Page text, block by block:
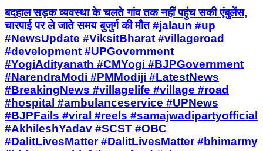
बदहाल सड़क व्यवस्था के चलते गांव तक नहीं पहुंच सकी एंबुलेंस,
चारपाई पर ले जाते समय बुजुर्ग की मौत #jalaun #up
#NewsUpdate #ViksitBharat #villageroad
#development #UPGovernment
#YogiAdityanath #CMYogi #BJPGovernment
#NarendraModi #PMModiji #LatestNews
#BreakingNews #villagelife #village #road
#hospital #ambulanceservice #UPNews
#BJPFails #viral #reels #samajwadipartyofficial
#AkhileshYadav #SCST #OBC
#DalitLivesMatter #DalitLivesMatter #bhimarmy